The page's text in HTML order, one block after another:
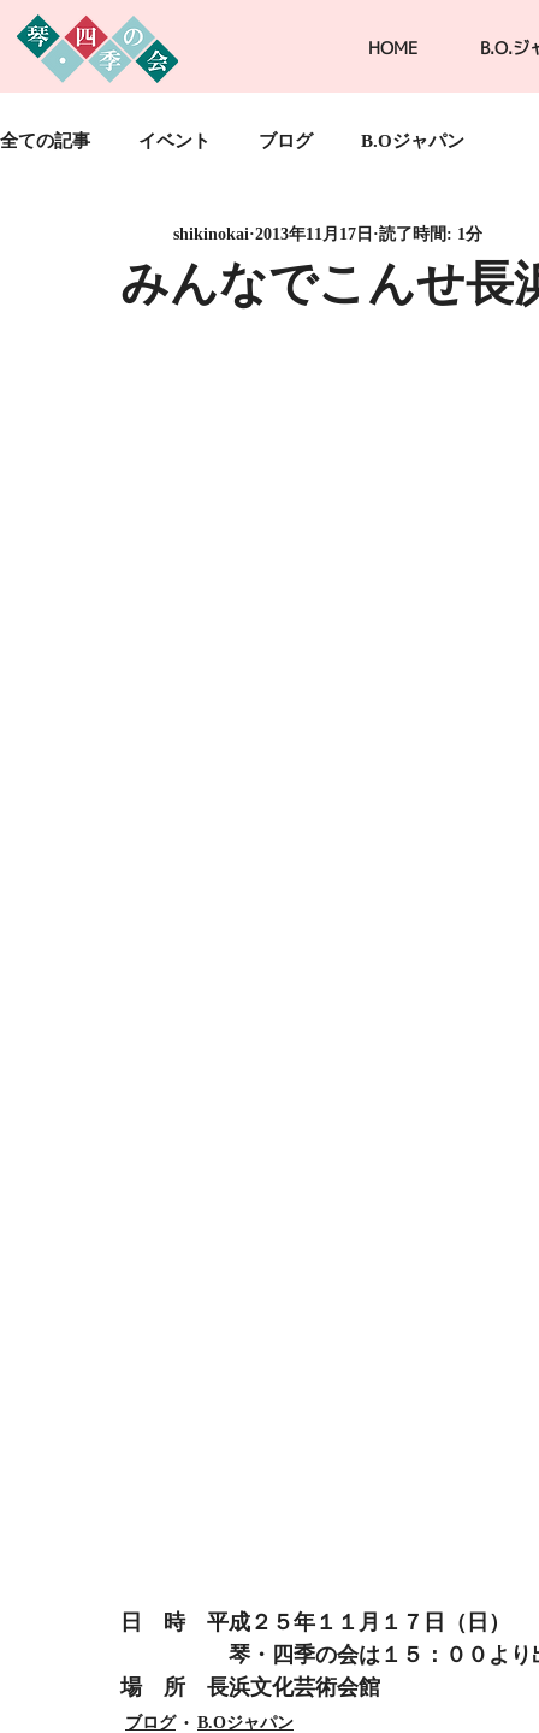
HOME B.O.ジ
全ての記事 イベント ブログ B.Oジャパン
みんなでこんせ長
shikinokai 2013年11月17日 読了時間: 1分
日　時　平成２５年１１月１７日（日）
琴・四季の会は１５：００より
場　所　長浜文化芸術会館
ブログ B.Oジャパン